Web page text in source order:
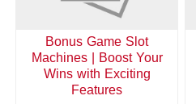
Bonus Game Slot
Machines | Boost Your
Wins with Exciting
Features